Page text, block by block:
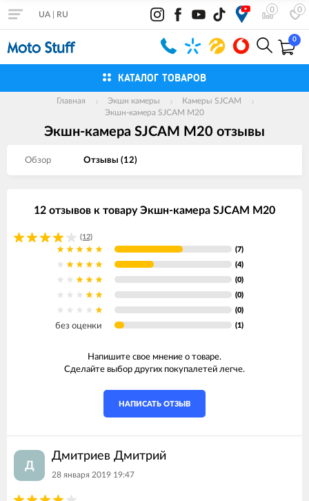
0 0
UA RU
0
КАТАЛОГ ТОВАРОВ
Главная Экшн камеры
Камеры SJCAM
Экшн-камера SJCAM M20
Экшн-камера SJCAM M20 отзывы
Обзор Отзывы (12)
12 отзывов к товару Экшн-камера SJCAM M20
(12)
(7)
(4)
(0)
(0)
(0)
без оценки (1)
Напишите свое мнение о товаре.
Сделайте выбор других покупалетей легче.
НАПИСАТЬ ОТЗЫВ
Д
Дмитриев Дмитрий
28 января 2019 19:47